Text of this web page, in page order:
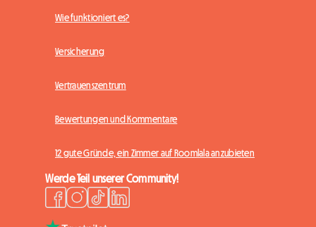
Wie funktioniert es?
Versicherung
Vertrauenszentrum
Bewertungen und Kommentare
12 gute Gründe, ein Zimmer auf Roomlala anzubieten
Werde Teil unserer Community!